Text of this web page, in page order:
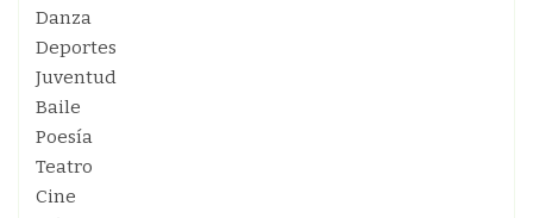
Danza
Deportes
Juventud
Baile
Poesía
Teatro
Cine